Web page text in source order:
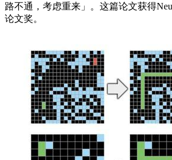
路不通，考虑重来」。这篇论文获得
论文奖。